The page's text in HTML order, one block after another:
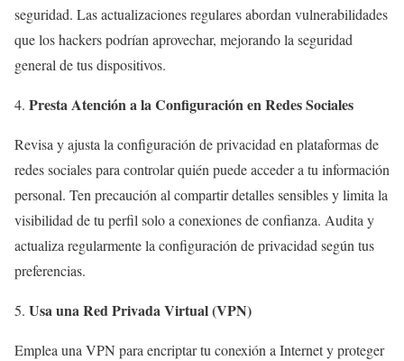
seguridad. Las actualizaciones regulares abordan vulnerabilidades
que los hackers podrían aprovechar, mejorando la seguridad
general de tus dispositivos.
Presta Atención a la Configuración en Redes Sociales
Revisa y ajusta la configuración de privacidad en plataformas de
redes sociales para controlar quién puede acceder a tu información
personal. Ten precaución al compartir detalles sensibles y limita la
visibilidad de tu perfil solo a conexiones de confianza. Audita y
actualiza regularmente la configuración de privacidad según tus
preferencias.
Usa una Red Privada Virtual (VPN)
Emplea una VPN para encriptar tu conexión a Internet y proteger